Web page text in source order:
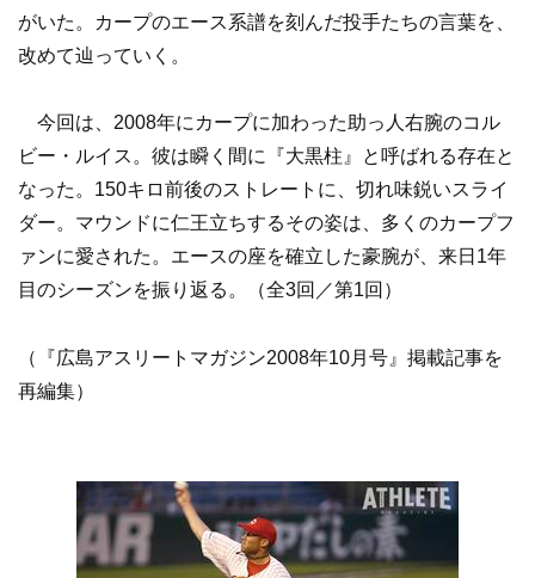
がいた。カープのエース系譜を刻んだ投手たちの言葉を、
改めて辿っていく。
今回は、2008年にカープに加わった助っ人右腕のコル
ビー・ルイス。彼は瞬く間に『大黒柱』と呼ばれる存在と
なった。150キロ前後のストレートに、切れ味鋭いスライ
ダー。マウンドに仁王立ちするその姿は、多くのカープフ
ァンに愛された。エースの座を確立した豪腕が、来日1年
目のシーズンを振り返る。（全3回／第1回）
（『広島アスリートマガジン2008年10月号』掲載記事を
再編集）